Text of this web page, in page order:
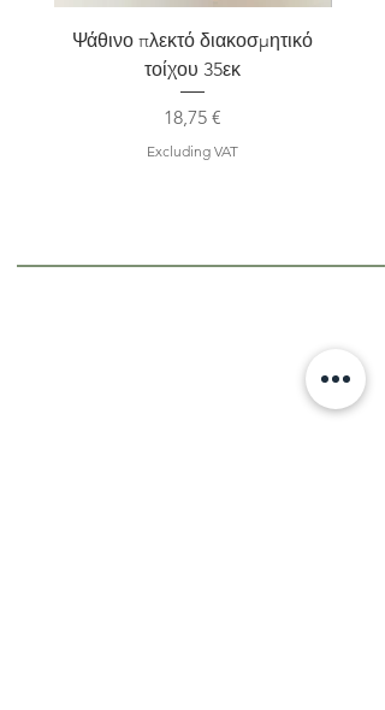
Ψάθινο πλεκτό διακοσμητικό
τοίχου 35εκ
Price
18,75 €
Excluding VAT